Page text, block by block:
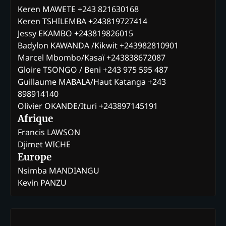
Keren MAWETE +243 821630168
Keren TSHILEMBA +243819727414
Jessy EKAMBO +243819826015
Badylon KAWANDA /Kikwit +243982810901
Marcel Mbombo/Kasaï +243838672087
Gloire TSONGO / Beni +243 975 595 487
Guillaume MABALA/Haut Katanga +243
898914140
Olivier OKANDE/Ituri +243897145191
Afrique
Francis LAWSON
Djimet WICHE
Europe
Nsimba MANDIANGU
Kevin PANZU